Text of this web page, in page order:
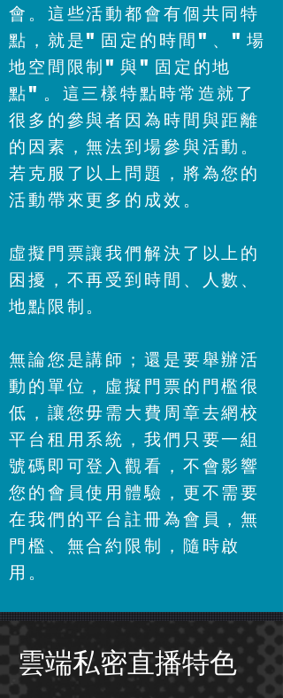
會。這些活動都會有個共同特
點，就是"固定的時間"、"場
地空間限制"與"固定的地
點"。這三樣特點時常造就了
很多的參與者因為時間與距離
的因素，無法到場參與活動。
若克服了以上問題，將為您的
活動帶來更多的成效。
​虛擬門票讓我們解決了以上的
困擾，不再受到時間、人數、
地點限制。
無論您是講師；還是要舉辦活
動的單位，虛擬門票的門檻很
低，讓您毋需大費周章去網校
平台租用系統，我們只要一組
號碼即可登入觀看，不會影響
您的會員使用體驗，更不需要
在我們的平台註冊為會員，無
門檻、無合約限制，隨時啟
用。
​雲端私密直播特色